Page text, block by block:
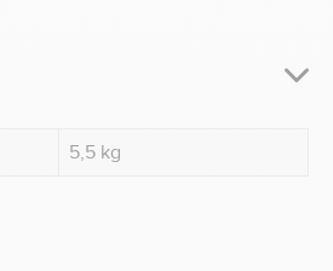
5,5 kg